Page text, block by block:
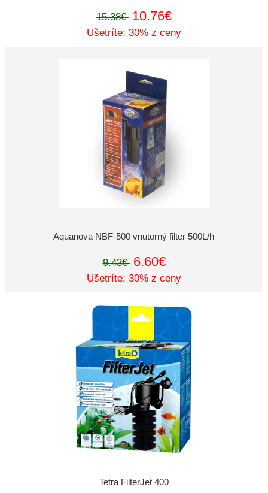
15.38€ 10.76€
Ušetríte: 30% z ceny
Aquanova NBF-500 vnutorný filter 500L/h
9.43€ 6.60€
Ušetríte: 30% z ceny
Tetra FilterJet 400